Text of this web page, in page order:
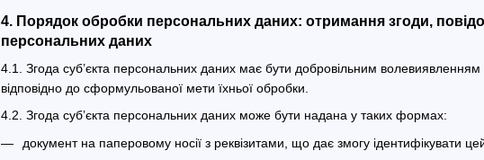
4. Порядок обробки персональних даних: отримання згоди,
персональних даних
4.1. Згода суб’єкта персональних даних має бути добровільним
відповідно до сформульованої мети їхньої обробки.
4.2. Згода суб’єкта персональних даних може бути надана у таких формах:
документ на паперовому носії з реквізитами, що дає змогу ідентифікувати